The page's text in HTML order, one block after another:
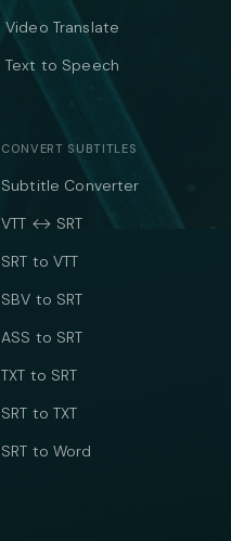
Video Translate
Text to Speech
CONVERT SUBTITLES
Subtitle Converter
VTT ↔ SRT
SRT to VTT
SBV to SRT
ASS to SRT
TXT to SRT
SRT to TXT
SRT to Word